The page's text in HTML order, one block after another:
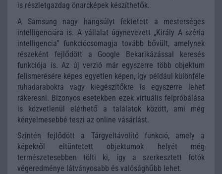
is részletgazdag önarcképek készíthetők.
A Samsung nagy hangsúlyt fektetett a mesterséges
intelligenciára is. A vállalat úgynevezett „Király A széria
intelligencia” funkciócsomagja tovább bővült, amelynek
részeként fejlődött a Google Bekarikázással keresés
funkciója is. Az új verzió már egyszerre több objektum
felismerésére képes egyetlen képen, így például különféle
ruhadarabokra vagy kiegészítőkre is egyszerre lehet
rákeresni. Bizonyos esetekben ezek virtuális felpróbálása
is közvetlenül elérhető a találatok között, ami még
kényelmesebbé teszi az online vásárlást.
Szintén fejlődött a Tárgyeltávolító funkció, amely a
képekről eltüntetett objektumok helyét még
természetesebben tölti ki, így a szerkesztett fotók
végeredménye látványosabb és valósághűbb lehet.